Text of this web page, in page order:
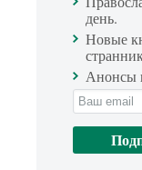
день.
Новые
Анонсы